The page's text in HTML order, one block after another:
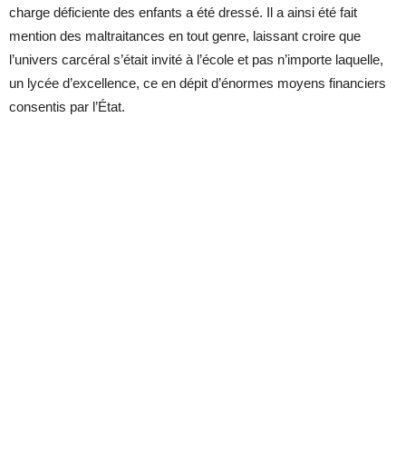
charge déficiente des enfants a été dressé. Il a ainsi été fait
mention des maltraitances en tout genre, laissant croire que
l’univers carcéral s’était invité à l’école et pas n’importe laquelle,
un lycée d’excellence, ce en dépit d’énormes moyens financiers
consentis par l’État.